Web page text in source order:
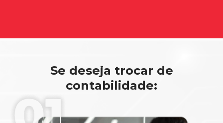
Se deseja trocar de
contabilidade: